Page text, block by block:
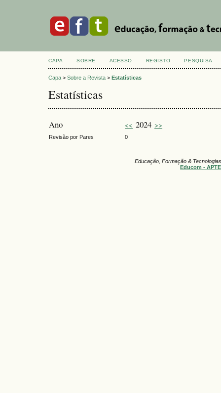
CAPA SOBRE ACESSO REGISTO PESQUISA
Capa > Sobre a Revista > Estatísticas
Estatísticas
Ano << 2024 >>
Revisão por Pares 0
Educação, Formação &
Educom - APTE